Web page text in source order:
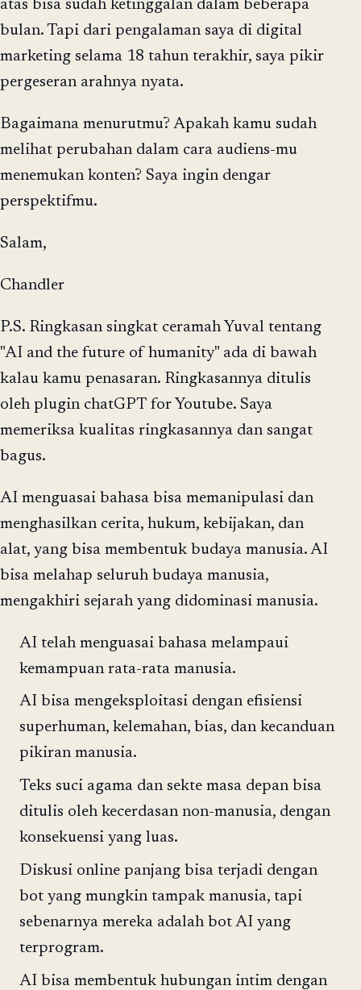
atas bisa sudah ketinggalan dalam beberapa
bulan. Tapi dari pengalaman saya di digital
marketing selama 18 tahun terakhir, saya pikir
pergeseran arahnya nyata.
Bagaimana menurutmu? Apakah kamu sudah
melihat perubahan dalam cara audiens-mu
menemukan konten? Saya ingin dengar
perspektifmu.
Salam,
Chandler
P.S. Ringkasan singkat ceramah Yuval tentang
"AI and the future of humanity" ada di bawah
kalau kamu penasaran. Ringkasannya ditulis
oleh plugin chatGPT for Youtube. Saya
memeriksa kualitas ringkasannya dan sangat
bagus.
AI menguasai bahasa bisa memanipulasi dan
menghasilkan cerita, hukum, kebijakan, dan
alat, yang bisa membentuk budaya manusia. AI
bisa melahap seluruh budaya manusia,
mengakhiri sejarah yang didominasi manusia.
AI telah menguasai bahasa melampaui
kemampuan rata-rata manusia.
AI bisa mengeksploitasi dengan efisiensi
superhuman, kelemahan, bias, dan kecanduan
pikiran manusia.
Teks suci agama dan sekte masa depan bisa
ditulis oleh kecerdasan non-manusia, dengan
konsekuensi yang luas.
Diskusi online panjang bisa terjadi dengan
bot yang mungkin tampak manusia, tapi
sebenarnya mereka adalah bot AI yang
terprogram.
AI bisa membentuk hubungan intim dengan